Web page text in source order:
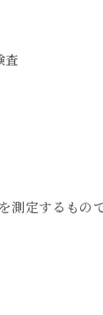
査
定するもの